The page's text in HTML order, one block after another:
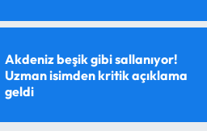
Akdeniz beşik gibi sallanıyor!
Uzman isimden kritik açıklama
geldi